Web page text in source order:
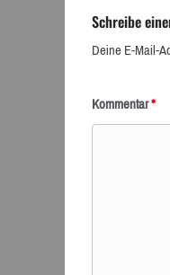
Schreibe
Deine E-Mail-
Kommentar*